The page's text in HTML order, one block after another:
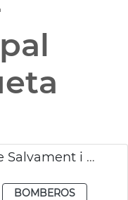
València aprova el Pla de Salvament i Socorrisme a les platges de la ciutat
BOMBEROS